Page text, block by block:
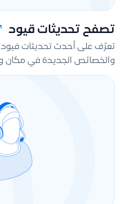
تصفح تحديثات قيود
تعرّف على أحدث تحديثات فيود
والخصائص الجديدة في مكان